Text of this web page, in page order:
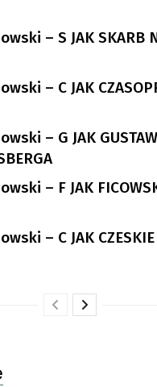
– S JAK SKARB
– C JAK
– G JAK
– F JAK
– C JAK CZESKIE